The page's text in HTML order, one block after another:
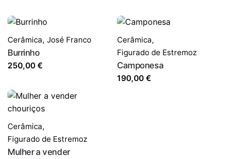
Cerâmica, José Franco
Burrinho
250,00 €
Cerâmica,
Figurado de Estremoz
Camponesa
190,00 €
Cerâmica,
Figurado de Estremoz
Mulher a vender